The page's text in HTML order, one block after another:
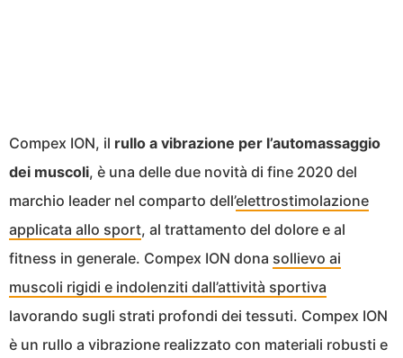
Compex ION, il rullo a vibrazione per l’automassaggio
dei muscoli, è una delle due novità di fine 2020 del
marchio leader nel comparto dell’elettrostimolazione
applicata allo sport, al trattamento del dolore e al
fitness in generale. Compex ION dona sollievo ai
muscoli rigidi e indolenziti dall’attività sportiva
lavorando sugli strati profondi dei tessuti. Compex ION
è un rullo a vibrazione realizzato con materiali robusti e